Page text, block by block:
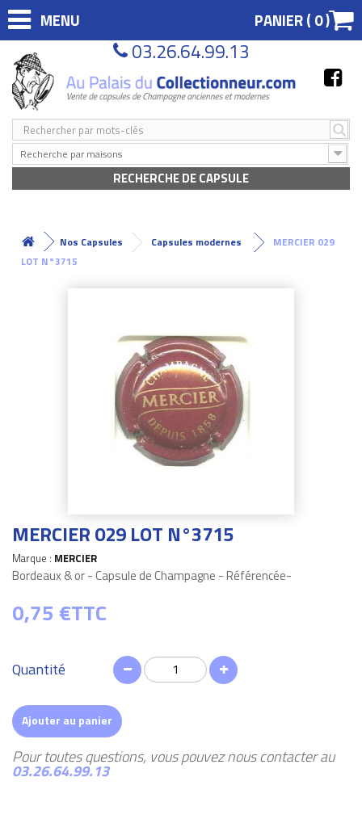
MENU PANIER (0)
03.26.64.99.13
Recherche par maisons
RECHERCHE DE CAPSULE
Nos Capsules Capsules modernes
MERCIER 029
LOT N°3715
MERCIER 029 LOT N°3715
Marque : MERCIER
Bordeaux & or - Capsule de Champagne - Référencée-
0,75 €TTC
Quantité
Ajouter au panier
Pour toutes questions, vous pouvez nous contacter au
03.26.64.99.13